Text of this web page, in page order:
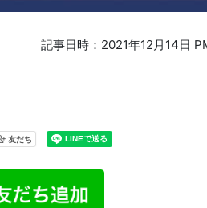
記事日時：2021年12月14日